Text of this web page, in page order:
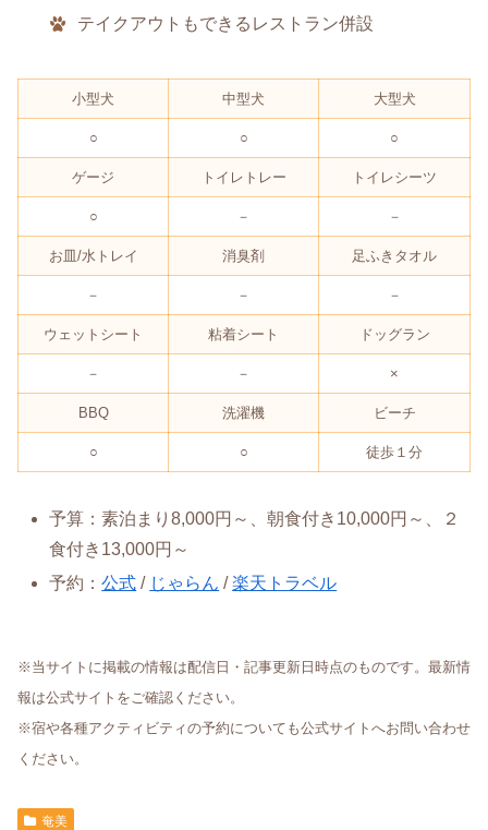
テイクアウトもできるレストラン併設
小型犬 中型犬 大型犬
○ ○ ○
ゲージ トイレトレー トイレシーツ
○ － －
お皿/水トレイ 消臭剤 足ふきタオル
－ － －
ウェットシート 粘着シート ドッグラン
－ － ×
BBQ 洗濯機 ビーチ
○ ○ 徒歩１分
予算：素泊まり8,000円～、朝食付き10,000円～、２
食付き13,000円～
予約：公式 / じゃらん /楽天トラベル
※当サイトに掲載の情報は配信日・記事更新日時点のものです。最新情
報は公式サイトをご確認ください。
※宿や各種アクティビティの予約についても公式サイトへお問い合わせ
ください。
奄美